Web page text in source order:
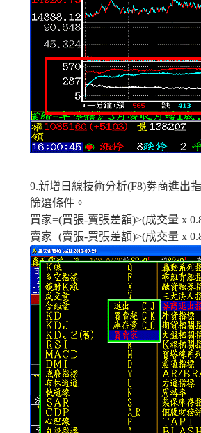
9.新增日線技術分析(F8)劵商進出
篩選條件。
買家=(買張-賣張差額)>(成交量 x
賣家=(賣張-買張差額)>(成交量 x